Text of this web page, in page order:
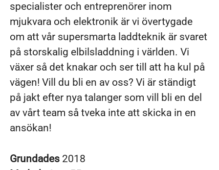
specialister och entreprenörer inom
mjukvara och elektronik är vi övertygade
om att vår supersmarta laddteknik är svaret
på storskalig elbilsladdning i världen. Vi
växer så det knakar och ser till att ha kul på
vägen! Vill du bli en av oss? Vi är ständigt
på jakt efter nya talanger som vill bli en del
av vårt team så tveka inte att skicka in en
ansökan!
Grundades 2018